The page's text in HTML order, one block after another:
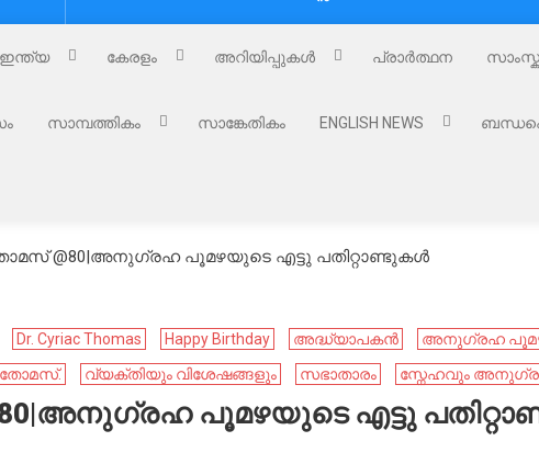
ഇന്ത്യ കേരളം അറിയിപ്പുകൾ പ്രാർത്ഥന
സാമ്പത്തികം സാങ്കേതികം ENGLISH NEWS
@80|അനുഗ്രഹ പൂമഴയുടെ എട്ടു പതിറ്റാണ്ടുകള്‍
Dr. Cyriac Thomas Happy Birthday അദ്ധ്യാപകൻ
അനുഗ്രഹ
തോമസ്. വ്യക്തിയും വിശേഷങ്ങളും സഭാതാരം സ്നേഹവും
പൂമഴയുടെ എട്ടു